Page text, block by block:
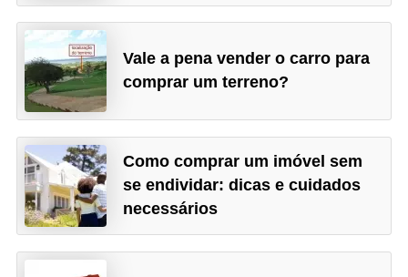
Vale a pena vender o carro para
comprar um terreno?
Como comprar um imóvel sem
se endividar: dicas e cuidados
necessários
n
d
a
N
e
g